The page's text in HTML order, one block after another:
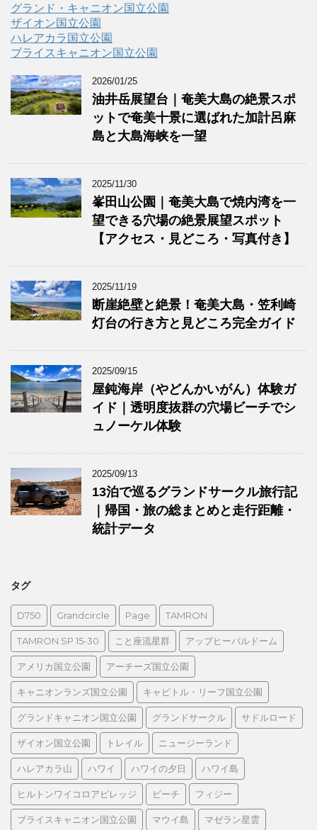
グランド・キャニオン国立公園
ザイオン国立公園
ハレアカラ国立公園
ブライスキャニオン国立公園
2026/01/25
油井岳展望台｜奄美大島の絶景スポ
ットで奄美十景に選ばれた加計呂麻
島と大島海峡を一望
2025/11/30
峯田山公園｜奄美大島で焼内湾を一
望できる穴場の絶景展望スポット
【アクセス・見どころ・写真付き】
2025/11/19
断崖絶壁と絶景！奄美大島・笠利崎
灯台の行き方と見どころ完全ガイド
2025/09/15
屋鈍海岸（やどんかいがん）体験ガ
イド｜透明度抜群の穴場ビーチでシ
ュノーケル体験
2025/09/13
13泊で巡るグランドサークル旅行記
｜帰国・旅の総まとめと走行距離・
統計データ
タグ
D750 Grandcircle Page TAMRON
TAMRON SP 15-30 こと座流星群 アップヒーバルドーム
アメリカ国立公園 アーチーズ国立公園
キャニオンランズ国立公園 キャピトル・リーフ国立公園
グランドキャニオン国立公園 グランドサークル サドルロード
ザイオン国立公園 トレイル ニュージーランド
ハレアカラ山 ハワイ ハワイの夕日 ハワイ島
ヒルトンワイコロアビレッジ ビーチ フィジー
ブライスキャニオン国立公園 マウイ島 マゼラン星雲